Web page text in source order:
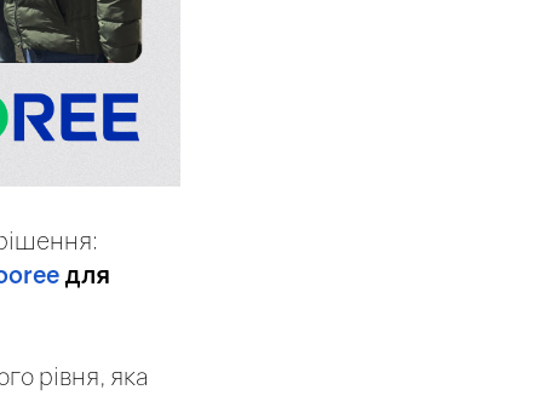
для
рівня, яка